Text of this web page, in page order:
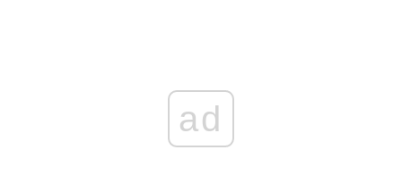
ad